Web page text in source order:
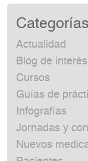
Categorías
Actualidad
Blog de interés
Cursos
Guías de
Infografías
Jornadas y
Nuevos